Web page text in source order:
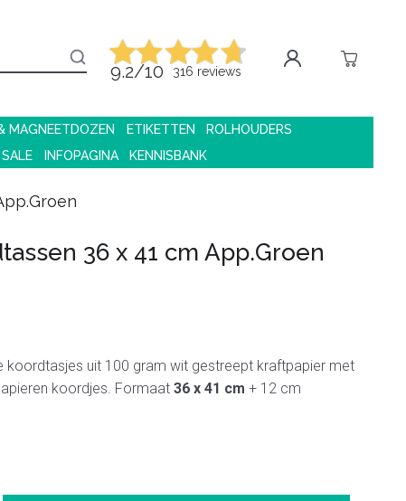
9.2/10 316 reviews
MAGNEETDOZEN ETIKETTEN
ROLHOUDERS
INFOPAGINA KENNISBANK
36 x 41 cm App.Groen
koordtasjes uit 100 gram wit gestreept kraftpapier met
koordjes. Formaat 36 x 41 cm + 12 cm